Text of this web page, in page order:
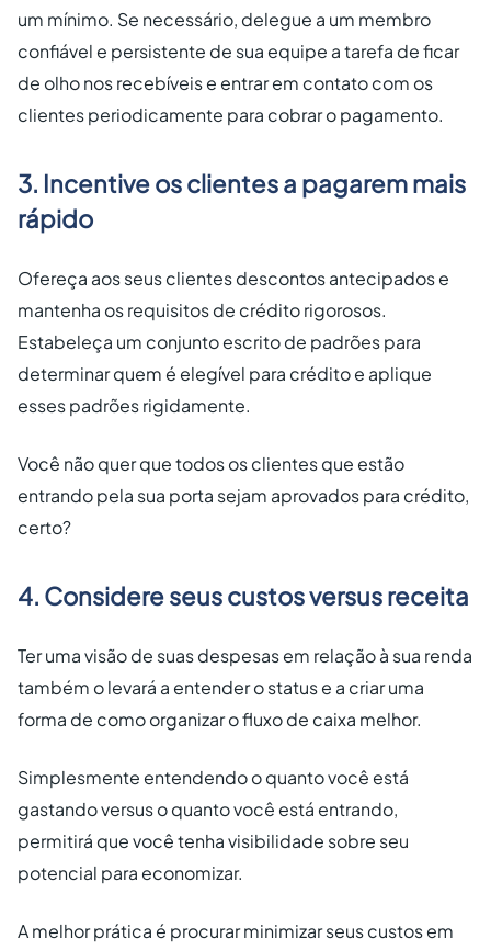
um mínimo. Se necessário, delegue a um membro
confiável e persistente de sua equipe a tarefa de ficar
de olho nos recebíveis e entrar em contato com os
clientes periodicamente para cobrar o pagamento.
3. Incentive os clientes a pagarem mais
rápido
Ofereça aos seus clientes descontos antecipados e
mantenha os requisitos de crédito rigorosos.
Estabeleça um conjunto escrito de padrões para
determinar quem é elegível para crédito e aplique
esses padrões rigidamente.
Você não quer que todos os clientes que estão
entrando pela sua porta sejam aprovados para crédito,
certo?
4. Considere seus custos versus receita
Ter uma visão de suas despesas em relação à sua renda
também o levará a entender o status e a criar uma
forma de como organizar o fluxo de caixa melhor.
Simplesmente entendendo o quanto você está
gastando versus o quanto você está entrando,
permitirá que você tenha visibilidade sobre seu
potencial para economizar.
A melhor prática é procurar minimizar seus custos em